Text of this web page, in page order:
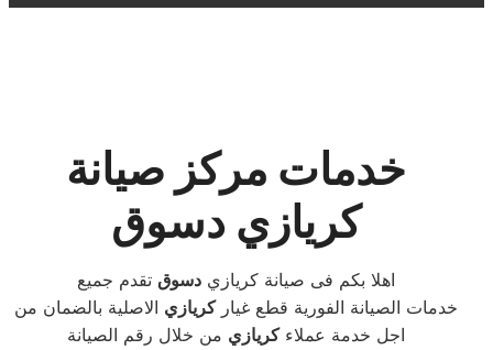
خدمات مركز صيانة
كريازي دسوق
اهلا بكم فى صيانة كريازيدسوق تقدم جميع
خدمات الصيانة الفورية قطع غياركريازي الاصلية بالضمان من
اجل خدمة عملاءكريازي من خلال رقم الصيانة